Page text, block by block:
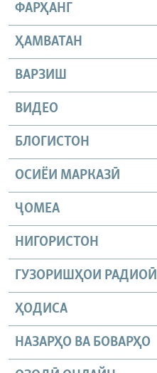
ФАРҲАНГ
ҲАМВАТАН
ВАРЗИШ
ВИДЕО
БЛОГИСТОН
ОСИЁИ МАРКАЗӢ
ҶОМEА
НИГОРИСТОН
ГУЗОРИШҲОИ РАДИОӢ
ҲОДИСА
НАЗАРҲО ВА БОВАРҲО